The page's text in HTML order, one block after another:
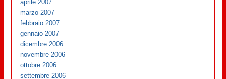
aprile 2007
marzo 2007
febbraio 2007
gennaio 2007
dicembre 2006
novembre 2006
ottobre 2006
settembre 2006